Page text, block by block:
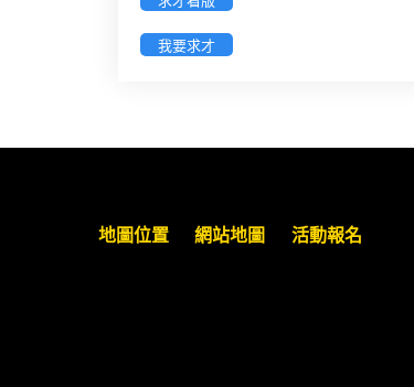
臺灣新北地方法院115年第2次約聘
之會員(8/14前線上表單登記)
我要求才
地圖位置 網站地圖 活動報名